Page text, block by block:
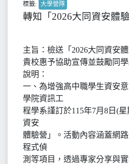
標籤: 大學營隊
轉知「2026大同資安體驗
主旨：檢送「2026大同資安
貴校惠予協助宣傳並鼓勵同
說明：
一、為增強高中職學生資安
學院資訊工
程學系謹訂於115年7月8日(
資安
體驗營」。活動內容涵蓋網
程式偵
測等項目，透過專家分享與